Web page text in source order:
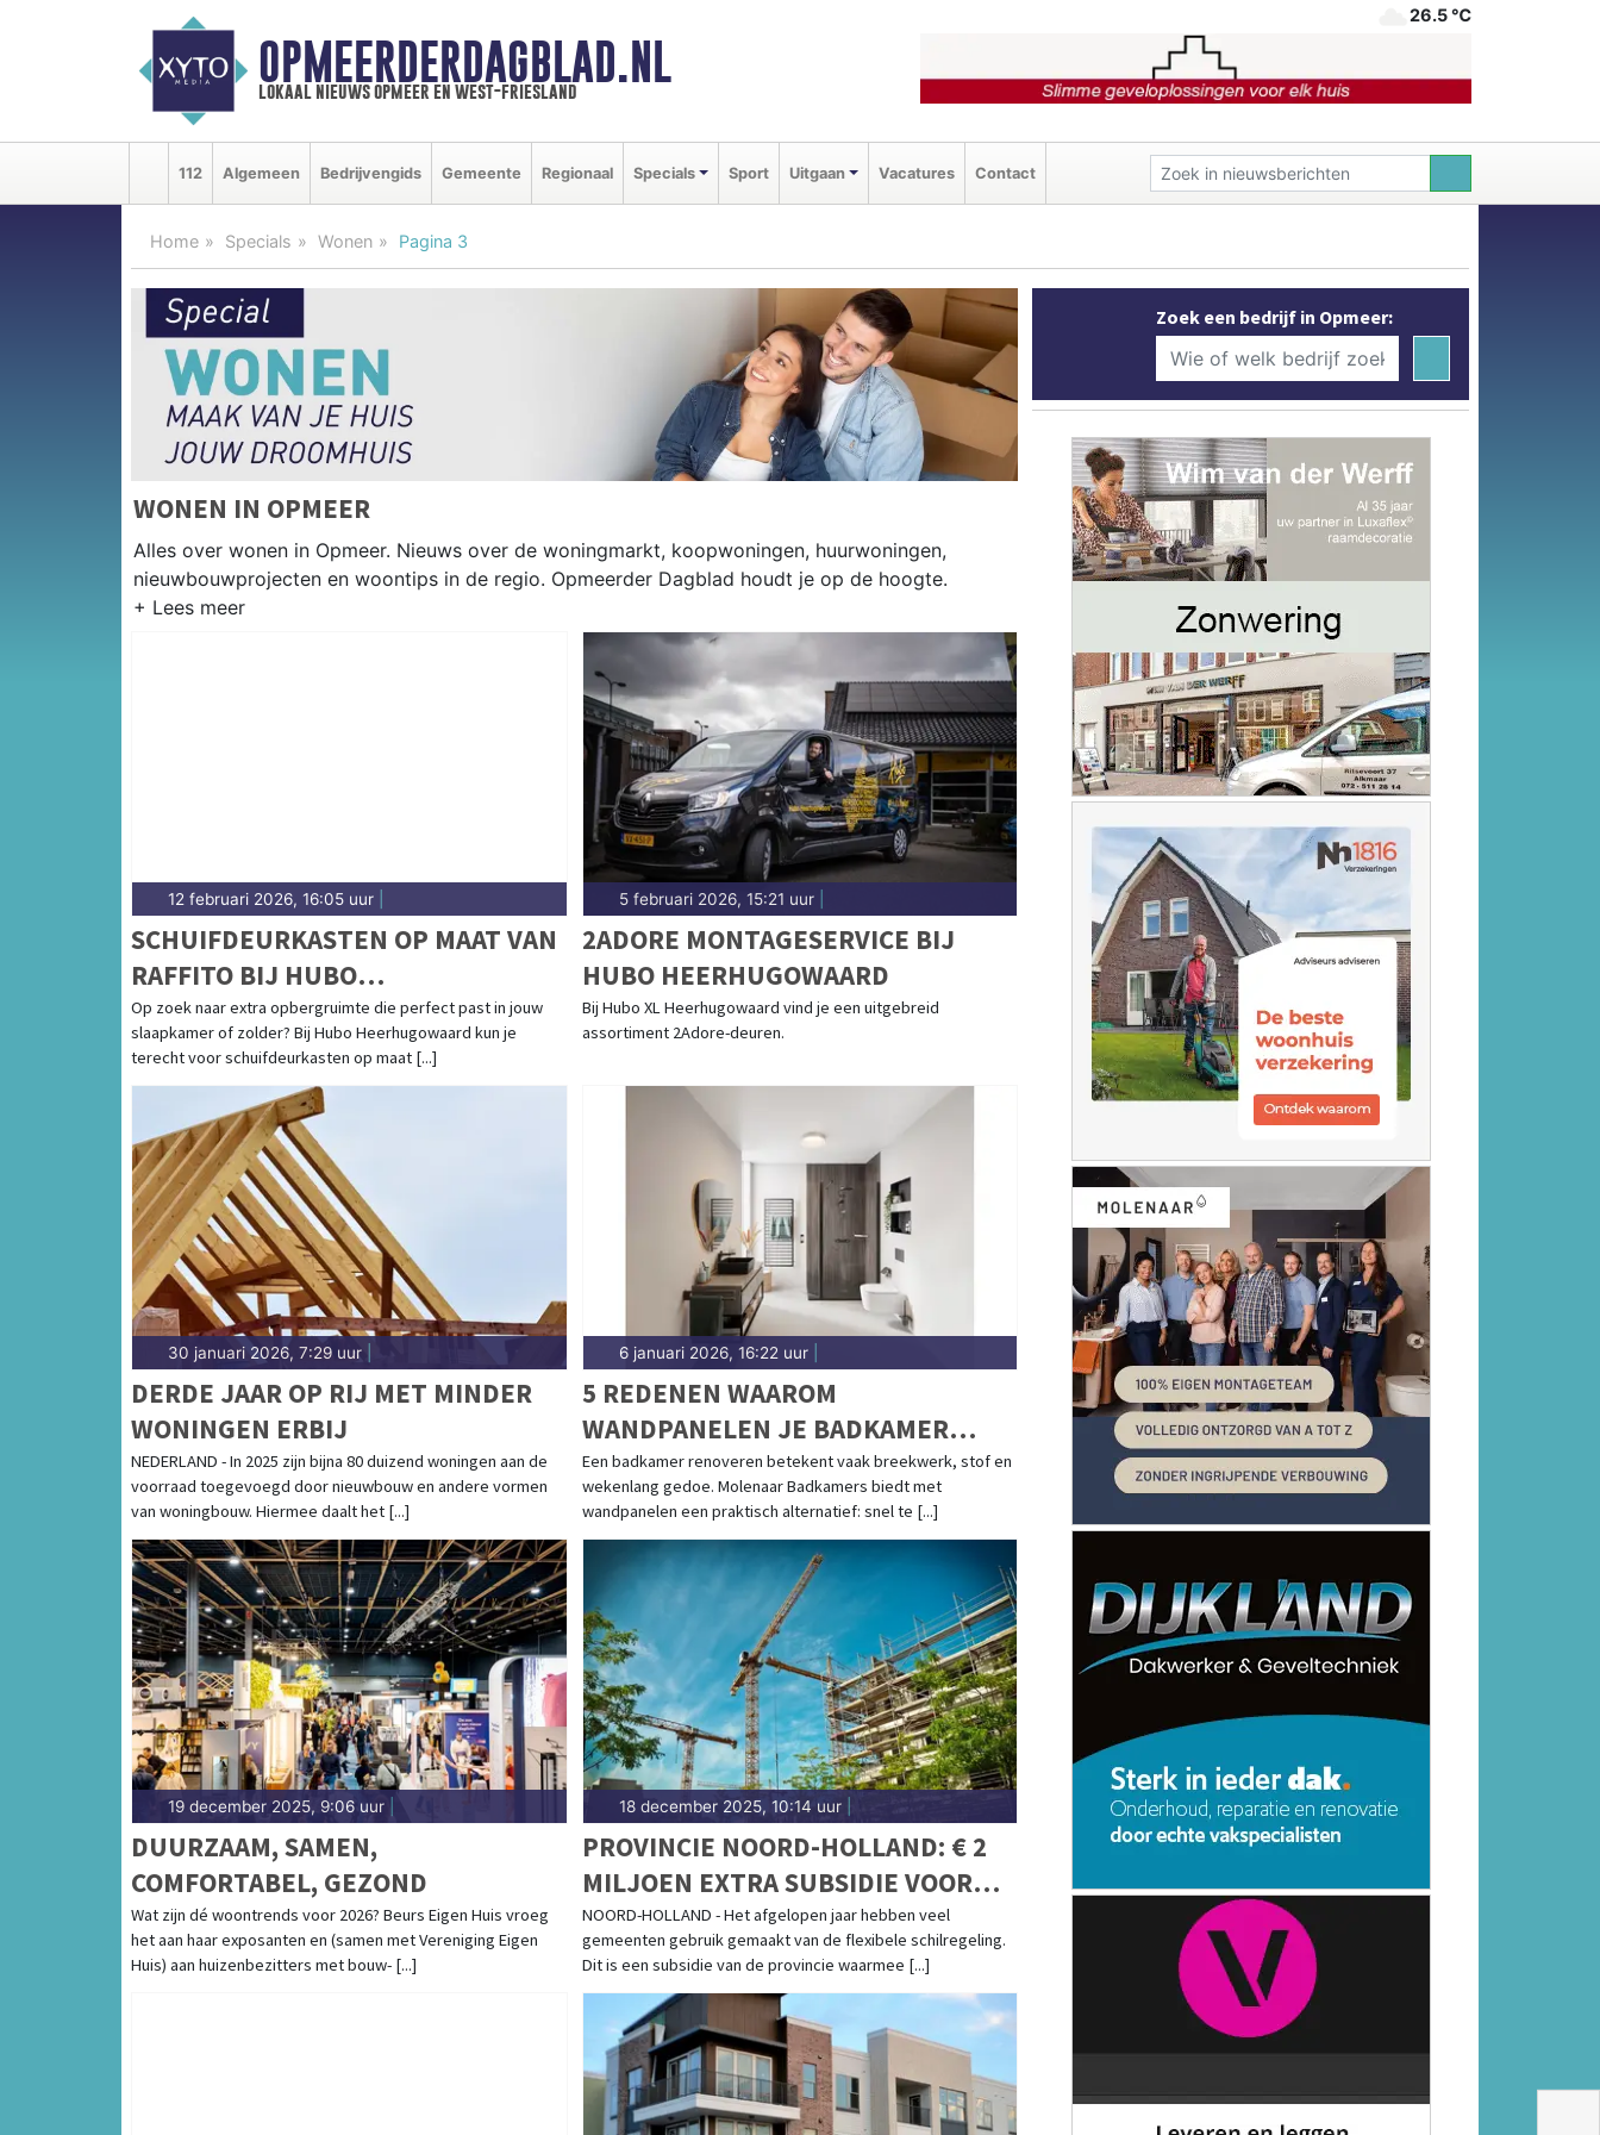
OPMEERDERDAGBLAD.NL
lokaal nieuws opmeer en west-friesland
26.5 ℃
112 Algemeen Bedrijvengids Gemeente Regionaal Specials Sport Uitgaan Vacatures Contact
Home Specials Wonen Pagina 3
WONEN IN OPMEER
Alles over wonen in Opmeer. Nieuws over de woningmarkt, koopwoningen, huurwoningen,
nieuwbouwprojecten en woontips in de regio. Opmeerder Dagblad houdt je op de hoogte.
12 februari 2026, 16:05 uur
SCHUIFDEURKASTEN OP MAAT VAN
RAFFITO BIJ HUBO
HEERHUGOWAARD
Op zoek naar extra opbergruimte die perfect past in jouw
slaapkamer of zolder? Bij Hubo Heerhugowaard kun je
terecht voor schuifdeurkasten op maat [...]
5 februari 2026, 15:21 uur|
2ADORE MONTAGESERVICE BIJ
HUBO HEERHUGOWAARD
Bij Hubo XL Heerhugowaard vind je een uitgebreid
assortiment 2Adore-deuren.
30 januari 2026, 7:29 uur
DERDE JAAR OP RIJ MET MINDER
WONINGEN ERBIJ
NEDERLAND - In 2025 zijn bijna 80 duizend woningen aan de
voorraad toegevoegd door nieuwbouw en andere vormen
van woningbouw. Hiermee daalt het [...]
6 januari 2026, 16:22 uur|
5 REDENEN WAAROM
WANDPANELEN JE BADKAMER
MAKKELIJKER EN MOOIER MAKEN
Een badkamer renoveren betekent vaak breekwerk, stof en
wekenlang gedoe. Molenaar Badkamers biedt met
wandpanelen een praktisch alternatief: snel te [...]
19 december 2025, 9:06 uur
DUURZAAM, SAMEN,
COMFORTABEL, GEZOND
Wat zijn dé woontrends voor 2026? Beurs Eigen Huis vroeg
het aan haar exposanten en (samen met Vereniging Eigen
Huis) aan huizenbezitters met bouw- [...]
18 december 2025, 10:14 uur|
PROVINCIE NOORD-HOLLAND: € 2
MILJOEN EXTRA SUBSIDIE VOOR
VERSNELLEN WONINGBOUW
NOORD-HOLLAND - Het afgelopen jaar hebben veel
gemeenten gebruik gemaakt van de flexibele schilregeling.
Dit is een subsidie van de provincie waarmee [...]
Zoek een bedrijf in Opmeer: